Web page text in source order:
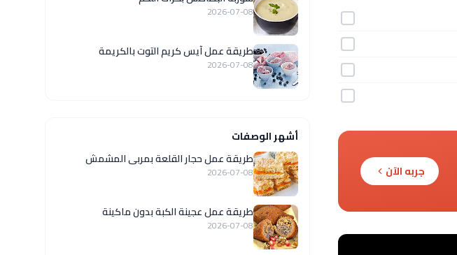
جربه الآن
2026-07-08
طريقة عمل آيس كريم التوت بالكريمة
2026-07-08
أشهر الوصفات
طريقة عمل حجار القلعة بمربى المشمش
2026-07-08
طريقة عمل عجينة الكبة بدون ماكينة
2026-07-08